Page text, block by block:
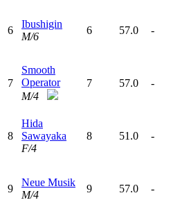
6
Ibushigin
M/6
6 57.0 -
7
Smooth
Operator
M/4
7 57.0 -
8
Hida
Sawayaka
F/4
8 51.0 -
9
Neue Musik
M/4
9 57.0 -